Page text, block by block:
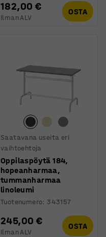
182,00 €
Ilman ALV
OSTA
Saatavana useita eri
vaihtoehtoja
Oppilaspöytä 184,
hopeanharmaa,
tummanharmaa
linoleumi
Tuotenumero: 343157
245,00 €
Ilman ALV
OSTA